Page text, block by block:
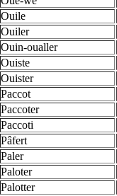
Ouile
Ouiler
Ouin-oualler
Ouiste
Ouister
Paccot
Paccoter
Paccoti
Pâfert
Paler
Paloter
Palotter